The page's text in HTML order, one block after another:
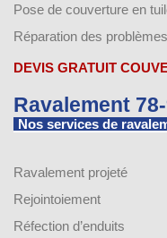
Pose de couverture en
Réparation des
DEVIS GRATUIT
Ravalement
Nos services de
Ravalement projeté
Rejointoiement
Réfection d’enduits